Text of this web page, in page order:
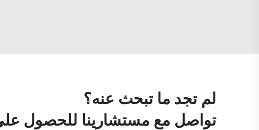
لم تجد ما تبحث عنه؟
تواصل مع مستشارينا للحصول